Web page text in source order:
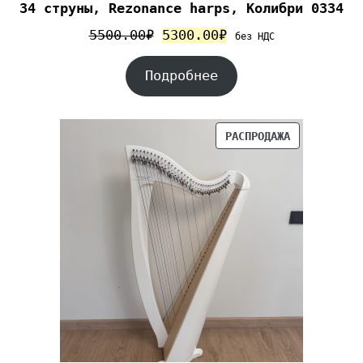
34 струны, Rezonance harps, Колибри 0334
5500.00₽ 5300.00₽ без НДС
Подробнее
РАСПРОДАЖА